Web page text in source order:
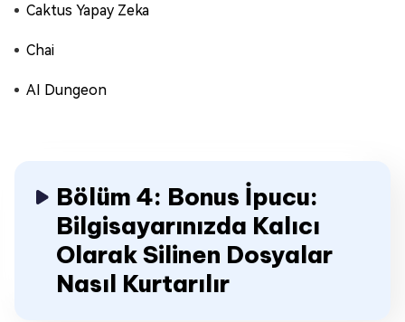
Caktus Yapay Zeka
Chai
AI Dungeon
Bölüm 4: Bonus İpucu:
Bilgisayarınızda Kalıcı
Olarak Silinen Dosyalar
Nasıl Kurtarılır